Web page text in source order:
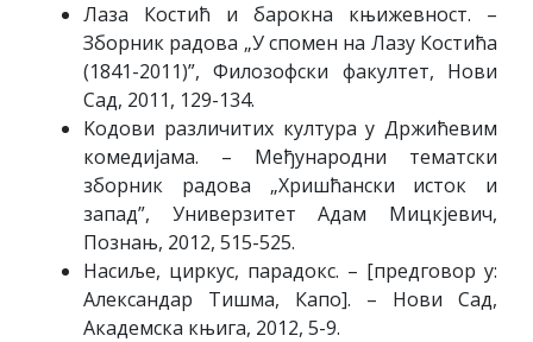
Лаза Костић и барокна књижевност. –
Зборник радова „У спомен на Лазу Костића
(1841-2011)”, Филозофски факултет, Нови
Сад, 2011, 129-134.
Koдови различитих култура у Држићевим
комедијама. – Међународни тематски
зборник радова „Хришћански исток и
запад”, Универзитет Адам Мицкјевич,
Познањ, 2012, 515-525.
Насиље, циркус, парадокс. – [предговор у:
Александар Тишма, Капо]. – Нови Сад,
Академска књига, 2012, 5-9.